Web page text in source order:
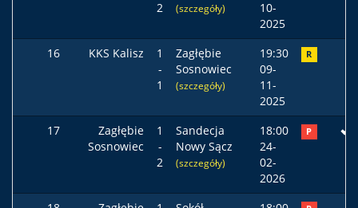
2 (szczegóły)
10-
2025
16
KKS Kalisz
1
-
1
Zagłębie
Sosnowiec
(szczegóły)
19:30
09-
11-
2025
R
17
Zagłębie
Sosnowiec
1
-
2
Sandecja
Nowy Sącz
(szczegóły)
18:00
24-
02-
2026
P